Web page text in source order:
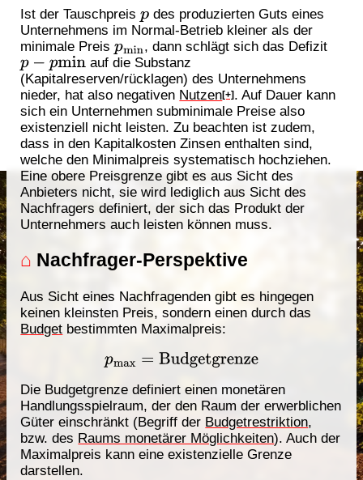
Ist der Tauschpreis des produzierten Guts eines
Unternehmens im Normal-Betrieb kleiner als der
minimale Preispmin, dann schlägt sich das Defizit
p−pmin
auf die Substanz
(Kapitalreserven/rücklagen) des Unternehmens
nieder, hat also negativen Nutzen[+] . Auf Dauer kann
sich ein Unternehmen subminimale Preise also
existenziell nicht leisten. Zu beachten ist zudem,
dass in den Kapitalkosten Zinsen enthalten sind,
welche den Minimalpreis systematisch hochziehen.
Eine obere Preisgrenze gibt es aus Sicht des
Anbieters nicht, sie wird lediglich aus Sicht des
Nachfragers definiert, der sich das Produkt der
Unternehmers auch leisten können muss.
⌂ Nachfrager-Perspektive
Aus Sicht eines Nachfragenden gibt es hingegen
keinen kleinsten Preis, sondern einen durch das
Budget bestimmten Maximalpreis:
pmax= Budgetgrenze
Die Budgetgrenze definiert einen monetären
Handlungsspielraum, der den Raum der erwerblichen
Güter einschränkt (Begriff der Budgetrestriktion,
bzw. des Raums monetärer Möglichkeiten). Auch der
Maximalpreis kann eine existenzielle Grenze
darstellen.